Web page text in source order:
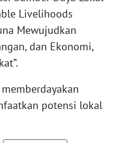
Livelihoods
Mewujudkan
dan Ekonomi,
potensi lokal